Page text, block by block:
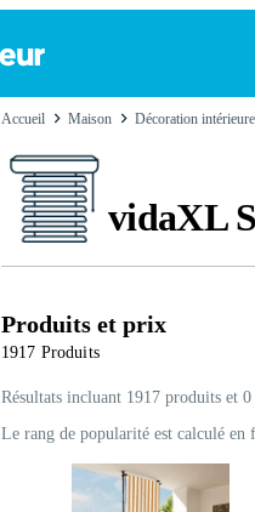
Accueil Maison Décoration intérieure
vidaXL
Produits et prix
1917 Produits
Résultats incluant 1917 produits et
Le rang de popularité est calculé en